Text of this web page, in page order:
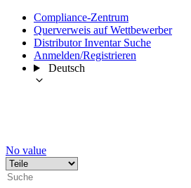
Compliance-Zentrum
Querverweis auf Wettbewerber
Distributor Inventar Suche
Anmelden/Registrieren
Deutsch
No value